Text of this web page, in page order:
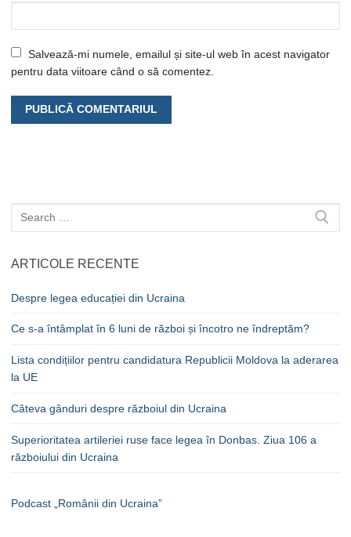
Salvează-mi numele, emailul și site-ul web în acest navigator
pentru data viitoare când o să comentez.
Caută
după:
ARTICOLE RECENTE
Despre legea educației din Ucraina
Ce s-a întâmplat în 6 luni de război și încotro ne îndreptăm?
Lista condițiilor pentru candidatura Republicii Moldova la aderarea
la UE
Câteva gânduri despre războiul din Ucraina
Superioritatea artileriei ruse face legea în Donbas. Ziua 106 a
războiului din Ucraina
Podcast „Românii din Ucraina”